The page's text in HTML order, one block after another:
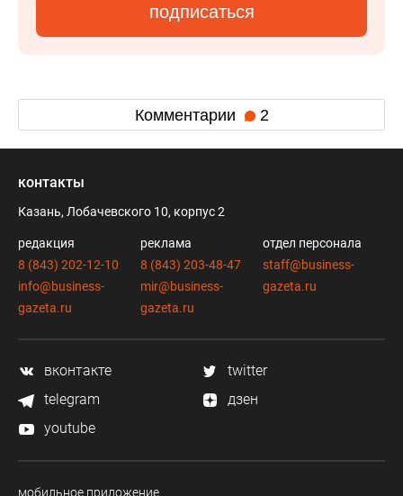
подписаться
Комментарии 2
контакты
Казань, Лобачевского 10, корпус 2
редакция
8 (843) 202-12-10
info@business-
gazeta.ru
реклама
8 (843) 203-48-47
mir@business-
gazeta.ru
отдел персонала
staff@business-
gazeta.ru
вконтакте
twitter
telegram
дзен
youtube
мобильное приложение